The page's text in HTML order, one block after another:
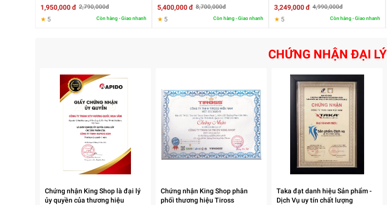
1,950,000 đ 2,790,000đ
★ 5 Còn hàng - Giao nhanh
5,400,000 đ 8,700,000đ
★ 5 Còn hàng - Giao nhanh
3,249,000 đ 4,990,000đ
★ 5 Còn hàng - Giao nhanh
CHỨNG NHẬN ĐẠI LÝ
Chứng nhận King Shop là đại lý
ủy quyền của thương hiệu
Chứng nhận King Shop phân
phối thương hiệu Tiross
Taka đạt danh hiệu Sản phẩm -
Dịch Vụ uy tín chất lượng